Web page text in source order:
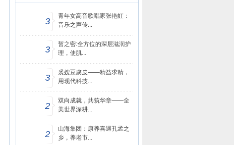
3
青年女高音歌唱家张艳虹：
音乐之声传...
3
暂之密:全方位的深层滋润护
理，使肌...
3
裘嫂豆腐皮——精益求精，
用现代科技...
2
双向成就，共筑华章——全
美世界深耕...
2
山海集团：康养喜遇孔孟之
乡，养老市...